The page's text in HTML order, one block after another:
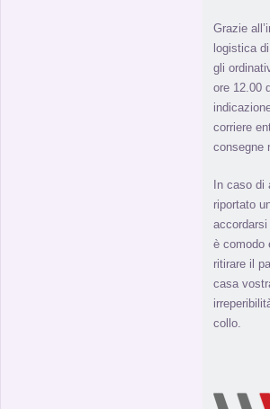
Grazie
logistica
gli
ore 12.00
corriere
consegne
In caso
riportato
è comodo
ritirare il
casa
collo.